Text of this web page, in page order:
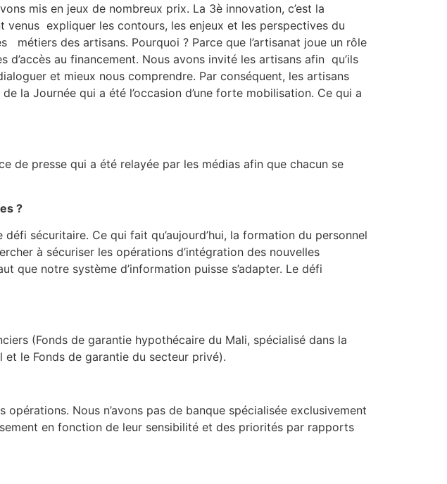
mis en jeux de nombreux prix. La 3è innovation, c’est la
expliquer les contours, les enjeux et les perspectives du
métiers des artisans. Pourquoi ? Parce que l’artisanat joue un rôle
au financement. Nous avons invité les artisans afin qu’ils
et mieux nous comprendre. Par conséquent, les artisans
la Journée qui a été l’occasion d’une forte mobilisation. Ce qui a
de presse qui a été relayée par les médias afin que chacun se
?
défi sécuritaire. Ce qui fait qu’aujourd’hui, la formation du personnel
à sécuriser les opérations d’intégration des nouvelles
que notre système d’information puisse s’adapter. Le défi
(Fonds de garantie hypothécaire du Mali, spécialisé dans la
le Fonds de garantie du secteur privé).
Nous n’avons pas de banque spécialisée exclusivement
en fonction de leur sensibilité et des priorités par rapports